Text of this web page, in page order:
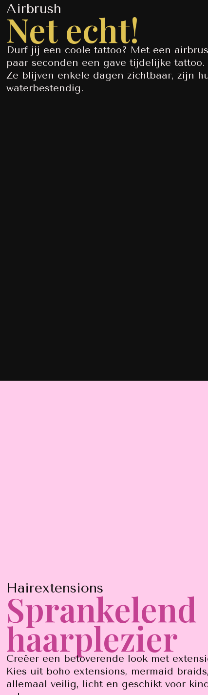
Airbrush
Net echt!
Durf jij een coole tattoo? Met een
paar seconden een gave tijdelijke tattoo.
Ze blijven enkele dagen zichtbaar, zijn
waterbestendig.
Hairextensions
Sprankelend
haarplezier
Creëer een betoverende look met
Kies uit boho extensions, mermaid
allemaal veilig, licht en geschikt voor